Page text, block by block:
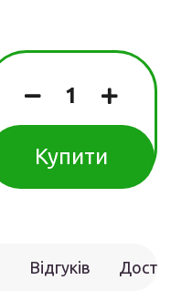
Купити
Відгуків